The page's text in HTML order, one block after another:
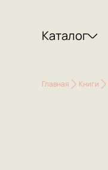
Каталог
Главная Книги